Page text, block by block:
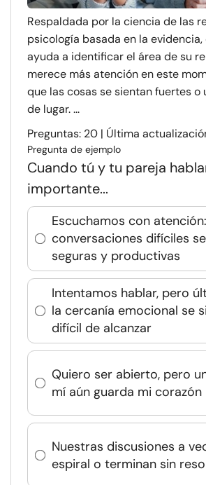
Respaldada por la ciencia de las
psicología basada en la
ayuda a identificar el área de su
merece más atención en este
que las cosas se sientan fuertes o
de lugar. ...
Preguntas: 20 | Última
Pregunta de ejemplo
Cuando tú y tu pareja
importante...
Escuchamos con
conversaciones difíciles
seguras y productivas
Intentamos hablar, pero
la cercanía emocional se
difícil de alcanzar
Quiero ser abierto, pero
mí aún guarda mi corazón
Nuestras discusiones a
espiral o terminan sin